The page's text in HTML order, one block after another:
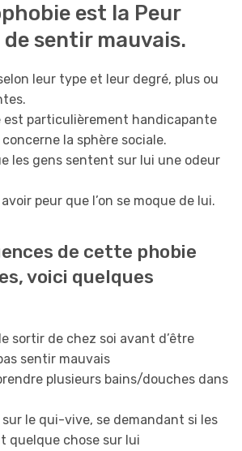
est la Peur
de sentir mauvais.
leur type et leur degré, plus ou
est particulièrement handicapante
concerne la sphère sociale.
les gens sentent sur lui une odeur
peur que l’on se moque de lui.
de cette phobie
voici quelques
sortir de chez soi avant d’être
sentir mauvais
plusieurs bains/douches dans
le qui-vive, se demandant si les
quelque chose sur lui